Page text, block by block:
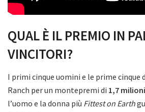
QUAL È IL PREMIO IN
VINCITORI?
I primi cinque uomini e le prime cinque
Ranch per un montepremi di 1,7
l’uomo e la donna più Fittest on Earth